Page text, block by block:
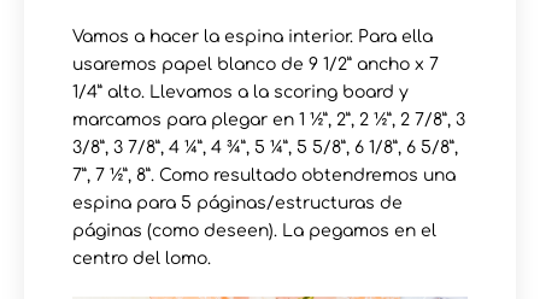
Vamos a hacer la espina interior. Para ella
usaremos papel blanco de 9 1/2” ancho x 7
1/4” alto. Llevamos a la scoring board y
marcamos para plegar en 1 ½”, 2”, 2 ½”, 2 7/8”, 3
3/8”, 3 7/8”, 4 ¼”, 4 ¾”, 5 ¼”, 5 5/8”, 6 1/8”, 6 5/8”,
7”, 7 ½”, 8”. Como resultado obtendremos una
espina para 5 páginas/estructuras de
páginas (como deseen). La pegamos en el
centro del lomo.